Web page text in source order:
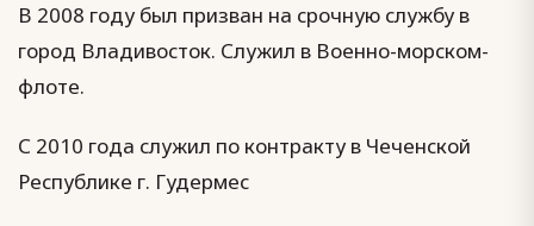
В 2008 году был призван на срочную службу в
город Владивосток. Служил в Военно-морском-
флоте.
С 2010 года служил по контракту в Чеченской
Республике г. Гудермес